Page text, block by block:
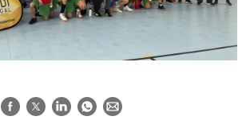
Facebook
TwitterLinkedInWhatsApp
E-